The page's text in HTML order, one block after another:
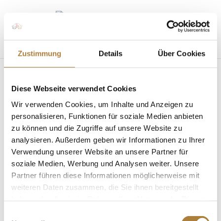
Zustimmung Details Über Cookies
Diese Webseite verwendet Cookies
Wir verwenden Cookies, um Inhalte und Anzeigen zu
personalisieren, Funktionen für soziale Medien anbieten
zu können und die Zugriffe auf unsere Website zu
analysieren. Außerdem geben wir Informationen zu Ihrer
Verwendung unserer Website an unsere Partner für
soziale Medien, Werbung und Analysen weiter. Unsere
Partner führen diese Informationen möglicherweise mit
weiteren Daten zusammen, die Sie ihnen bereitgestellt
Seite wählen
Deutschlands U25 Springpokal: Jan André
Schulze Niehues gewinnt Qualifikation in Hagen
vonfn press|28. April 2019| Deutschlands U25
Springpokal, News
Warendorfer bleibt mit Fitch im Stechen als einziger
ohne Fehler Hagen a.T.W. Erstmals bildete das